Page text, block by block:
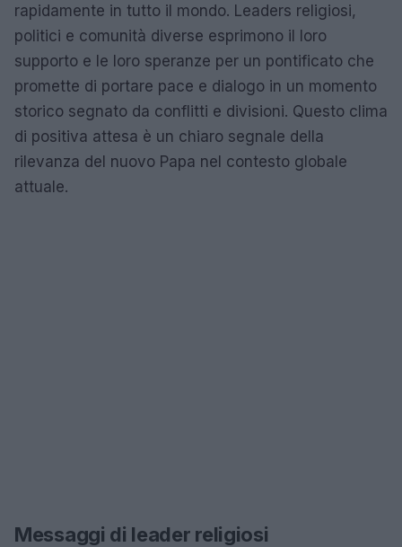
rapidamente in tutto il mondo. Leaders religiosi,
politici e comunità diverse esprimono il loro
supporto e le loro speranze per un pontificato che
promette di portare pace e dialogo in un momento
storico segnato da conflitti e divisioni. Questo clima
di positiva attesa è un chiaro segnale della
rilevanza del nuovo Papa nel contesto globale
attuale.
Messaggi di leader religiosi